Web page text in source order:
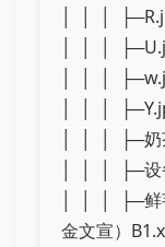
│ │ │
│ │ │
│ │ │
│ │ │
│ │ │ ├─
│ │ │ ├─设
│ │ │ ├─鲜
金文宣）